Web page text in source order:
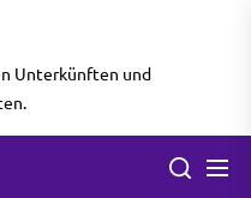
Unterkünften und
Search